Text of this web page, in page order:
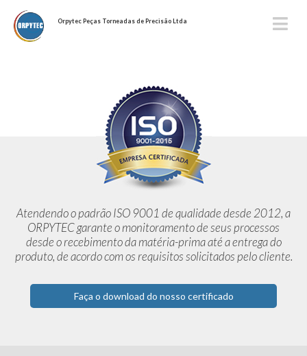
Orpytec Peças Torneadas de Precisão Ltda
Atendendo o padrão ISO 9001 de qualidade desde 2012,a
ORPYTEC garante o monitoramento de seus processos
desde orecebimento da matéria-prima até a entrega do
produto, de acordocom os requisitos solicitados pelo cliente.
Faça o download do nosso certificado